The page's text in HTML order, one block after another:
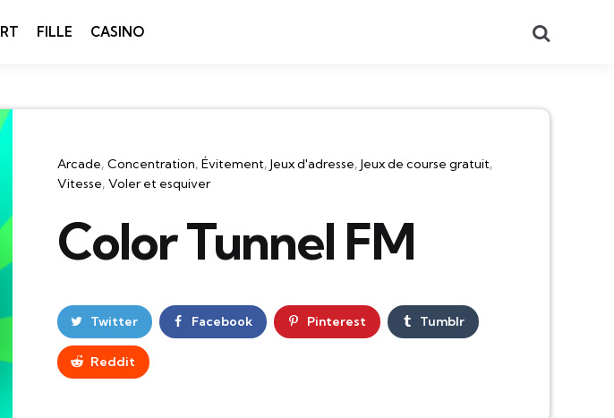
FILLE CASINO
Catégories
Arcade Concentration Évitement Jeux d'adresse Jeux de course gratuit
Vitesse Voler et esquiver
Color Tunnel FM
Twitter Facebook Pinterest Tumblr
Reddit